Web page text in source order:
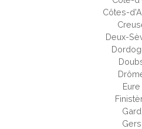
Côtes-
Deux-
Eure
Gard
Gers